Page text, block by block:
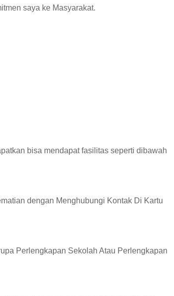
saya ke Masyarakat.
bisa mendapat fasilitas seperti dibawah
dengan Menghubungi Kontak Di Kartu
Perlengkapan Sekolah Atau Perlengkapan